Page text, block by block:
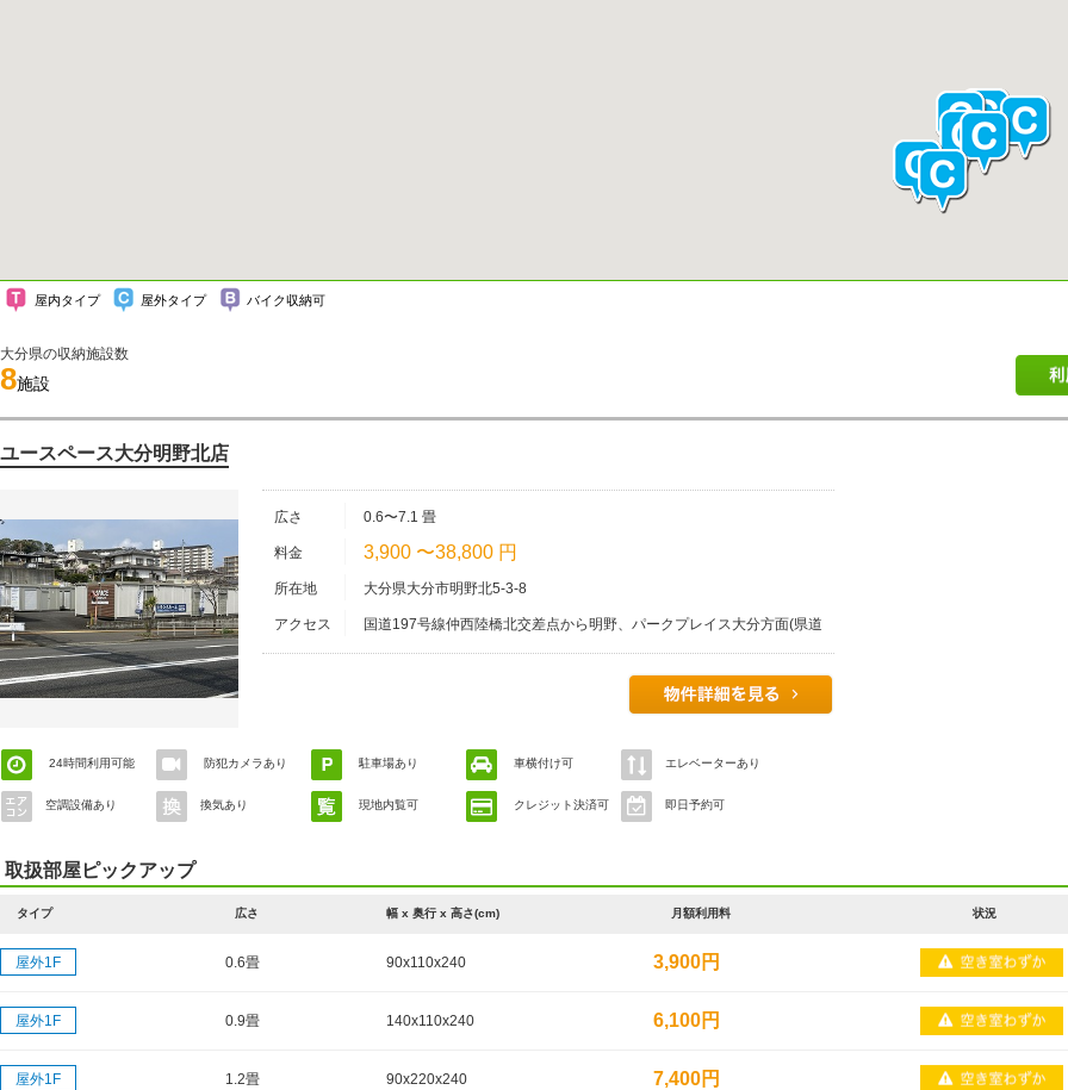
屋内タイプ 屋外タイプ バイク収納可
大分県の収納施設数
8施設
ユースペース大分明野北店
広さ 0.6〜7.1 畳
料金 3,900 〜38,800 円
所在地 大分県大分市明野北5-3-8
アクセス
国道197号線仲西陸橋北交差点から明野、パークプレイス大分方面(県道
610号線)へ向い、ホンダカーズ様の店舗とすたみな太郎様の店舗との間
24時間利用可能 防犯カメラあり 駐車場あり 車横付け可 エレベーターあり
空調設備あり 換気あり 現地内覧可 クレジット決済可 即日予約可
取扱部屋ピックアップ
タイプ 広さ 幅 x 奥行 x 高さ(cm) 月額利用料 状況
屋外1F 0.6畳 90x110x240 3,900円
屋外1F 0.9畳 140x110x240 6,100円
屋外1F 1.2畳 90x220x240 7,400円